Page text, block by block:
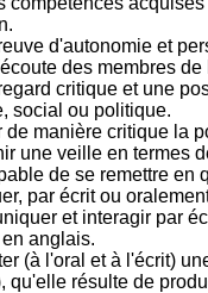
d'autonomie et
des membres
critique et une
social ou politique.
de manière critique la
une veille en termes
de se remettre en
par écrit ou
et interagir par
anglais.
(à l'oral et à l'écrit)
qu'elle résulte de